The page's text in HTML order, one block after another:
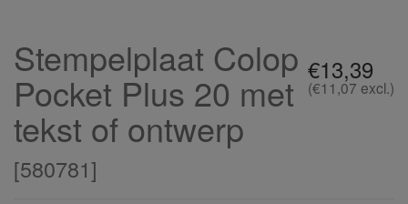
€13,39
(€11,07 excl.)
Stempelplaat Colop
Pocket Plus 20 met
tekst of ontwerp
[580781]